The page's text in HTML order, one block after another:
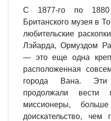
С 1877-го по
Британского музея в
любительские
Лэйарда, Ормуздом
— это еще одна
расположенная
города Вана. Эти
продолжали вести
миссионеры,
доискательство,